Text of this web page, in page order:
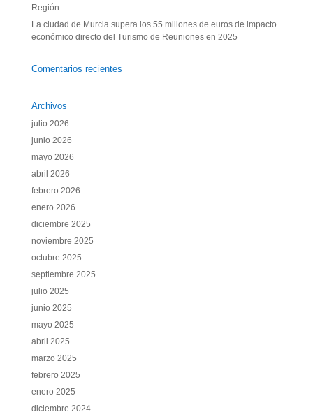
Región
La ciudad de Murcia supera los 55 millones de euros de impacto
económico directo del Turismo de Reuniones en 2025
Comentarios recientes
Archivos
julio 2026
junio 2026
mayo 2026
abril 2026
febrero 2026
enero 2026
diciembre 2025
noviembre 2025
octubre 2025
septiembre 2025
julio 2025
junio 2025
mayo 2025
abril 2025
marzo 2025
febrero 2025
enero 2025
diciembre 2024